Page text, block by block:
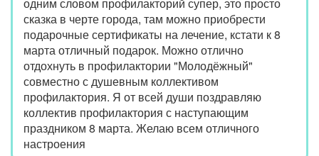
сказка в черте города, там можно приобрести
подарочные сертификаты на лечение, кстати к 8
марта отличный подарок. Можно отлично
отдохнуть в профилактории "Молодёжный"
совместно с душевным коллективом
профилактория. Я от всей души поздравляю
коллектив профилактория с наступающим
праздником 8 марта. Желаю всем отличного
настроения